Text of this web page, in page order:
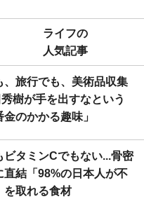
ライフの
人気記事
、旅行でも、美術品収集
樹が手を出すなという
金のかかる趣味」
ビタミンCでもない...骨密
直結「98%の日本人が不
を取れる食材